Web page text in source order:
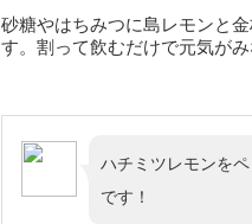
砂糖やはちみつに島レモンと
す。割って飲むだけで元気が
ハチミツレモンを
です！